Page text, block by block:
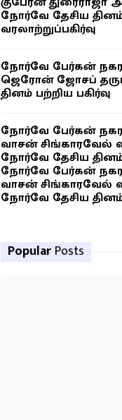
நோர்வே தேசிய
வரலாற்றுப்பகிர்வு
நோர்வே பேர்கன்
ஜெரோன் ஜோசப்
தினம் பற்றிய பகிர்வு
நோர்வே பேர்கன்
வாசன் சிங்காரவேல்
நோர்வே தேசிய தினம்
நோர்வே பேர்கன்
வாசன் சிங்காரவேல்
நோர்வே தேசிய தினம்
Popular Posts